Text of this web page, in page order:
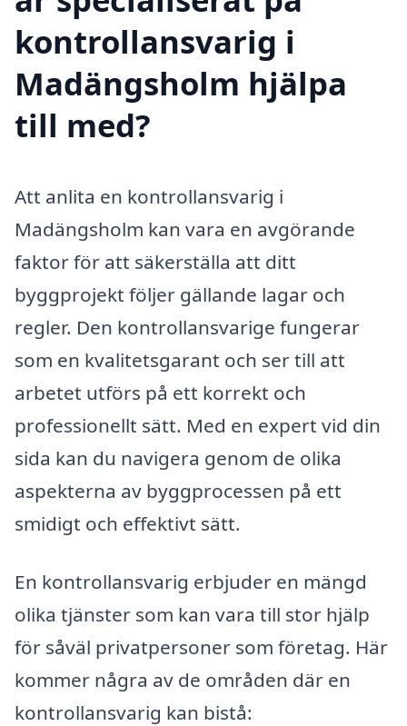
kontrollansvarig i
Madängsholm hjälpa
till med?
Att anlita en kontrollansvarig i
Madängsholm kan vara en avgörande
faktor för att säkerställa att ditt
byggprojekt följer gällande lagar och
regler. Den kontrollansvarige fungerar
som en kvalitetsgarant och ser till att
arbetet utförs på ett korrekt och
professionellt sätt. Med en expert vid din
sida kan du navigera genom de olika
aspekterna av byggprocessen på ett
smidigt och effektivt sätt.
En kontrollansvarig erbjuder en mängd
olika tjänster som kan vara till stor hjälp
för såväl privatpersoner som företag. Här
kommer några av de områden där en
kontrollansvarig kan bistå: